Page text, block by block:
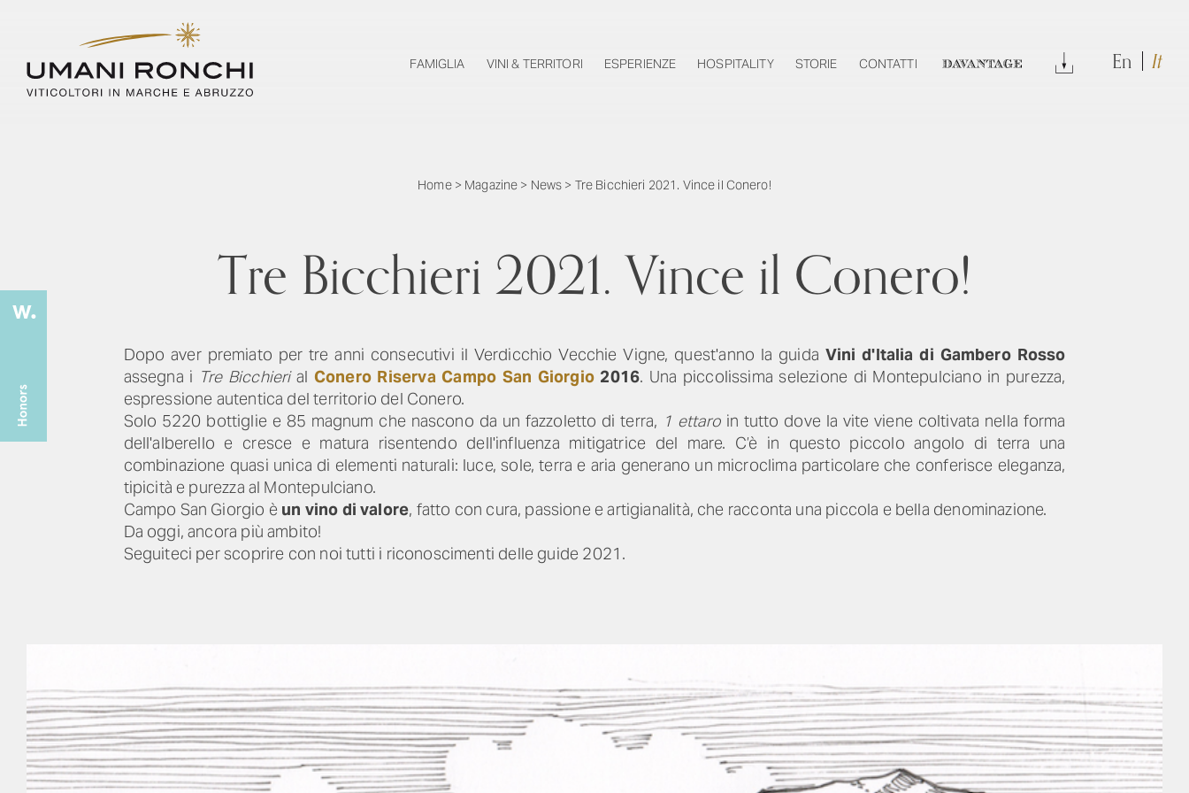
FAMIGLIA VINI & TERRITORI ESPERIENZE HOSPITALITY STORIE CONTATTI DAVANTAGE DOWNLOAD
En It
Home> Magazine > News > Tre Bicchieri 2021. Vince il Conero!
Tre Bicchieri 2021. Vince il Conero!
Dopo aver premiato per tre anni consecutivi il Verdicchio Vecchie Vigne, quest'anno la guida Vini d'Italia di Gambero Rosso
assegna i Tre Bicchierial Conero Riserva Campo San Giorgio2016. Una piccolissima selezione di Montepulciano in purezza,
espressione autentica del territorio del Conero.
Solo 5220 bottiglie e 85 magnum che nascono da un fazzoletto di terra, 1 ettaroin tutto dove la vite viene coltivata nella forma
dell'alberello e cresce e matura risentendo dell'influenza mitigatrice del mare. C’è in questo piccolo angolo di terra una
combinazione quasi unica di elementi naturali: luce, sole, terra e aria generano un microclima particolare che conferisce eleganza,
tipicità e purezza al Montepulciano.
Campo San Giorgio è un vino di valore, fatto con cura, passione e artigianalità, che racconta una piccola e bella denominazione.
Da oggi, ancora più ambito!
Seguiteci per scoprire con noi tutti i riconoscimenti delle guide 2021.